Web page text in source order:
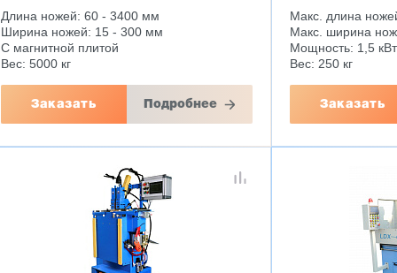
Длина ножей: 60 - 3400 мм
Ширина ножей: 15 - 300 мм
С магнитной плитой
Вес: 5000 кг
Заказать Подробнее
Макс. длина
Макс. ширина
Мощность: 1,5 кВт
Вес: 250 кг
Заказать